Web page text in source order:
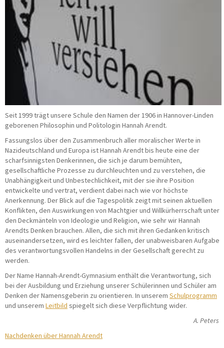
Seit 1999 trägt unsere Schule den Namen der 1906 in Hannover-Linden
geborenen Philosophin und Politologin Hannah Arendt.
Fassungslos über den Zusammenbruch aller moralischer Werte in
Nazideutschland und Europa ist Hannah Arendt bis heute eine der
scharfsinnigsten Denkerinnen, die sich je darum bemühten,
gesellschaftliche Prozesse zu durchleuchten und zu verstehen, die
Unabhängigkeit und Unbestechlichkeit, mit der sie ihre Position
entwickelte und vertrat, verdient dabei nach wie vor höchste
Anerkennung. Der Blick auf die Tagespolitik zeigt mit seinen aktuellen
Konflikten, den Auswirkungen von Machtgier und Willkürherrschaft unter
den Deckmänteln von Ideologie und Religion, wie sehr wir Hannah
Arendts Denken brauchen. Allen, die sich mit ihren Gedanken kritisch
auseinandersetzen, wird es leichter fallen, der unabweisbaren Aufgabe
des verantwortungsvollen Handelns in der Gesellschaft gerecht zu
werden.
Der Name Hannah-Arendt-Gymnasium enthält die Verantwortung, sich
bei der Ausbildung und Erziehung unserer Schülerinnen und Schüler am
Denken der Namensgeberin zu orientieren. In unserem Schulprogramm
und unserem Leitbild spiegelt sich diese Verpflichtung wider.
A. Peters
Nachdenken über Hannah Arendt